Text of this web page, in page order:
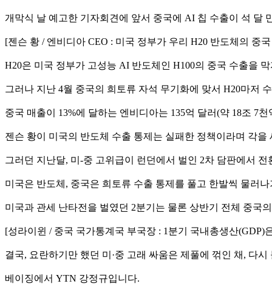
개막식 날 예고한 기자회견에 앞서 중국에 AI 칩 수출이 석 달
[젠슨 황 / 엔비디아 CEO : 미국 정부가 우리 H20 반도체의 중
H20은 미국 정부가 고성능 AI 반도체인 H100의 중국 수출을
그러나 지난 4월 중국의 희토류 자석 무기화에 맞서 H20마저
중국 매출이 13%에 달하는 엔비디아는 135억 달러(약 18조 7
젠슨 황이 미국의 반도체 수출 통제는 실패한 정책이라며 각을
그러던 지난달, 미-중 고위급이 런던에서 벌인 2차 담판에서
미국은 반도체, 중국은 희토류 수출 통제를 풀고 한발씩 물러
미국과 관세 난타전을 벌였던 2분기는 물론 상반기 전체 중국
[성라이윈 / 중국 국가통계국 부국장 : 1분기 국내총생산(GDP)
결국, 요란하기만 했던 미·중 고래 싸움은 제풀에 꺾인 채, 다
베이징에서 YTN 강정규입니다.